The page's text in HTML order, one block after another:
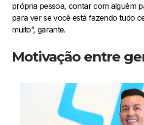
própria pessoa, contar com alguém
para ver se você está fazendo tudo
muito”, garante.
Motivação entre